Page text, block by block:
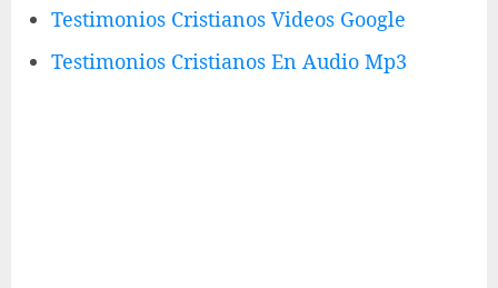
Testimonios Cristianos Videos Google
Testimonios Cristianos En Audio Mp3